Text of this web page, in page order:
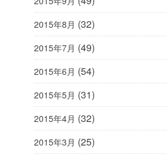
2015年8月 (32)
2015年7月 (49)
2015年6月 (54)
2015年5月 (31)
2015年4月 (32)
2015年3月 (25)